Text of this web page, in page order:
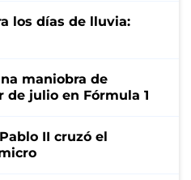
los días de lluvia:
maniobra de
julio en Fórmula 1
II cruzó el